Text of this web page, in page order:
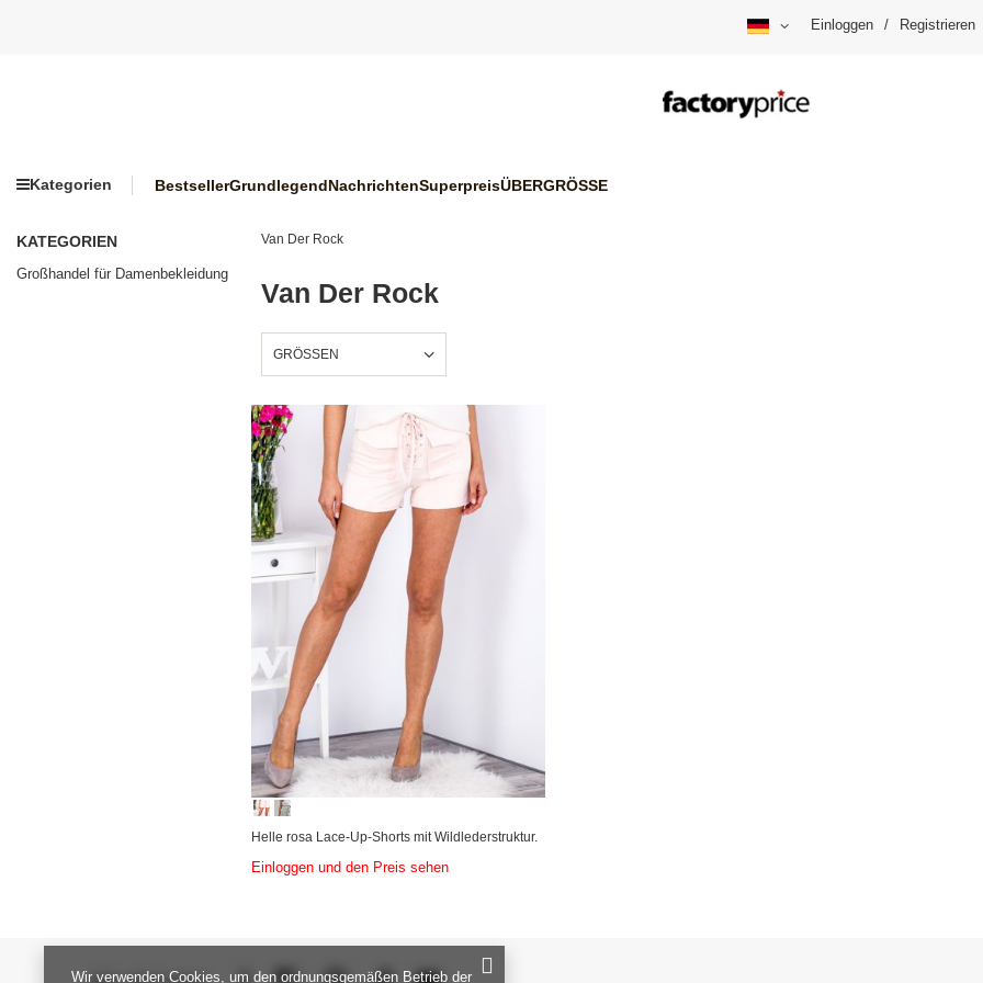
Einloggen / Registrieren
Kategorien BestsellerGrundlegendNachrichtenSuperpreisÜBERGRÖSSE
KATEGORIEN
Großhandel für Damenbekleidung
Van Der Rock
Van Der Rock
GRÖSSEN
Helle rosa Lace-Up-Shorts mit Wildlederstruktur.
Einloggen und den Preis sehen
Wir verwenden Cookies, um den ordnungsgemäßen Betrieb der